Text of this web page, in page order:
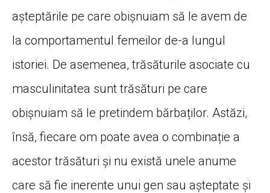
așteptările pe care obișnuiam să le avem de
la comportamentul femeilor de-a lungul
istoriei. De asemenea,trăsăturile asociate cu
masculinitatea sunt trăsături pe care
obișnuiam să le pretindem bărbaților. Astăzi,
însă, fiecare om poate avea o combinație a
acestortrăsături și nu există unele anume
care să fie inerente unui gen sau așteptate și